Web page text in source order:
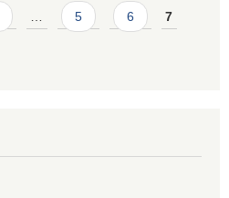
… 5 6 7